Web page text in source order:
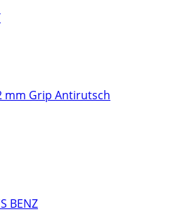
mm Grip Antirutsch
BENZ